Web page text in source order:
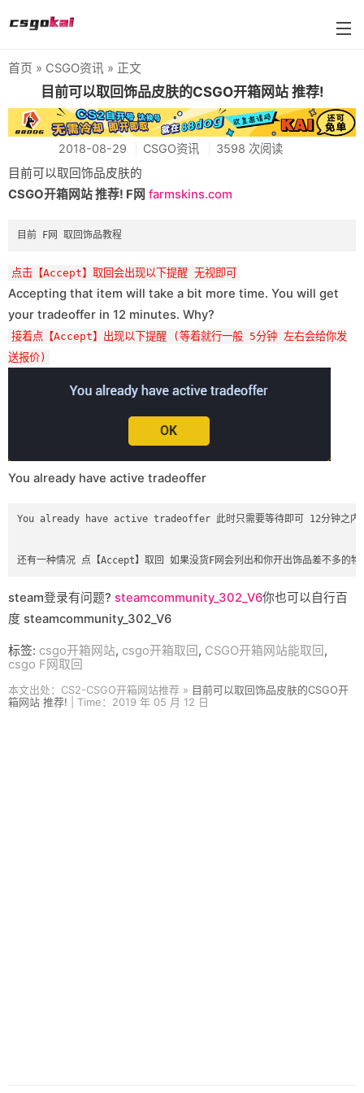
farmskins
88dog
flamecases
首页 » CSGO资讯 » 正文
目前可以取回饰品皮肤的CSGO开箱网站 推荐!
2018-08-29 CSGO资讯 3598 次阅读
目前可以取回饰品皮肤的
CSGO开箱网站 推荐! F网 farmskins.com
点击【Accept】取回会出现以下提醒 无视即可
Accepting that item will take a bit more time. You will get
your tradeoffer in 12 minutes. Why?
接着点【Accept】出现以下提醒 (等着就行一般 5分钟 左右会给你发
送报价)
You already have active tradeoffer
You already have active tradeoffer 此时只需要等待即可 12分钟之内留
steam登录有问题? steamcommunity_302_V6你也可以自行百
度 steamcommunity_302_V6
标签: csgo开箱网站, csgo开箱取回, CSGO开箱网站能取回,
csgo F网取回
本文出处：CS2-CSGO开箱网站推荐 » 目前可以取回饰品皮肤的CSGO开
箱网站 推荐! | Time：2019 年 05 月 12 日